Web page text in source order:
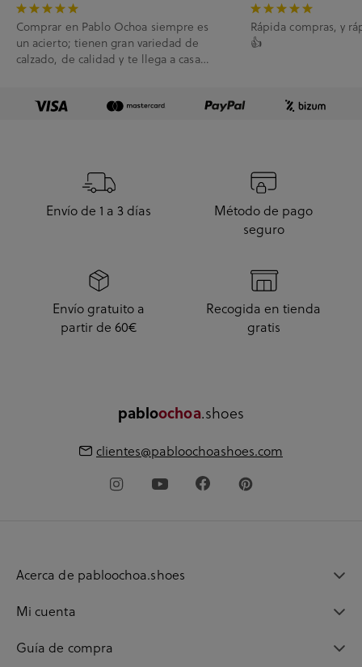
Comprar en Pablo Ochoa siempre es
un acierto; tienen gran variedad de
calzado, de calidad y te llega a casa
Rápida compras, y
👍
Envío de 1 a 3 días
Método de pago
seguro
Envío gratuito a
partir de 60€
Recogida en tienda
gratis
pabloochoa.shoes
clientes@pabloochoashoes.com
Acerca de pabloochoa.shoes
Mi cuenta
Guía de compra